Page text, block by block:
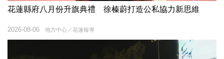
花蓮縣府八月份升旗典禮 徐榛蔚打造公私協力新思維
地方中心／花蓮報導
2026-08-06